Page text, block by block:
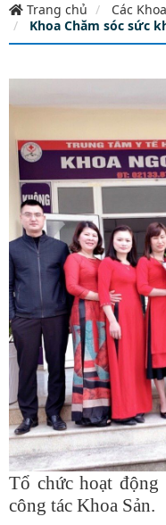
Trang chủ
Các
Khoa Chăm sóc sức
Tổ chức hoạt động
công tác Khoa Sản.